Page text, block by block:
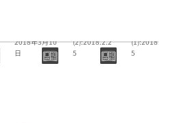
2018年3月10
日
(2):2018.2.2
5
(1):2018.2.2
5